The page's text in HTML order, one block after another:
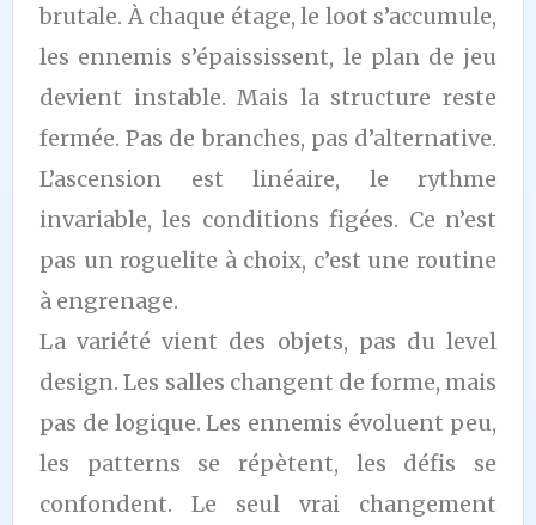
brutale. À chaque étage, le loot s’accumule,
les ennemis s’épaississent, le plan de jeu
devient instable. Mais la structure reste
fermée. Pas de branches, pas d’alternative.
L’ascension est linéaire, le rythme
invariable, les conditions figées. Ce n’est
pas un roguelite à choix, c’est une routine
à engrenage.
La variété vient des objets, pas du level
design. Les salles changent de forme, mais
pas de logique. Les ennemis évoluent peu,
les patterns se répètent, les défis se
confondent. Le seul vrai changement